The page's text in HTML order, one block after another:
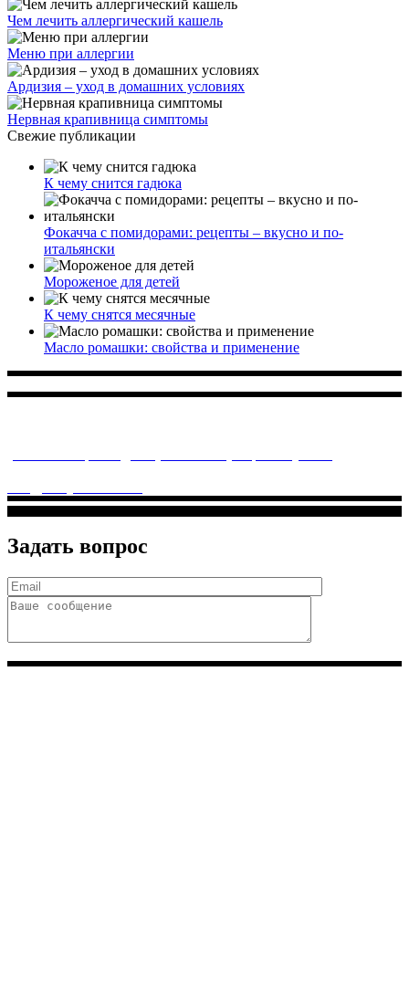
К чему снятся месячные
Масло ромашки: свойства и применение
Многопрофильное медицинское учреждение, которое
заботится о детском здоровье и оказывает медицинские
ул. Святоозерская д. 15 (м. Выхино) мкр. Кожухово
Дмитриевского, м. Лухмановская)
info@solnyshkomed.ru
Задать вопрос